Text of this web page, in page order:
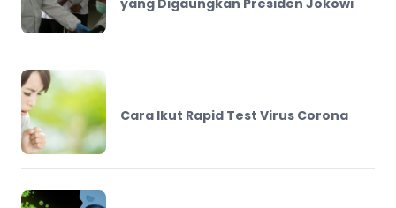
yang Digaungkan Presiden Jokowi
Cara Ikut Rapid Test Virus Corona